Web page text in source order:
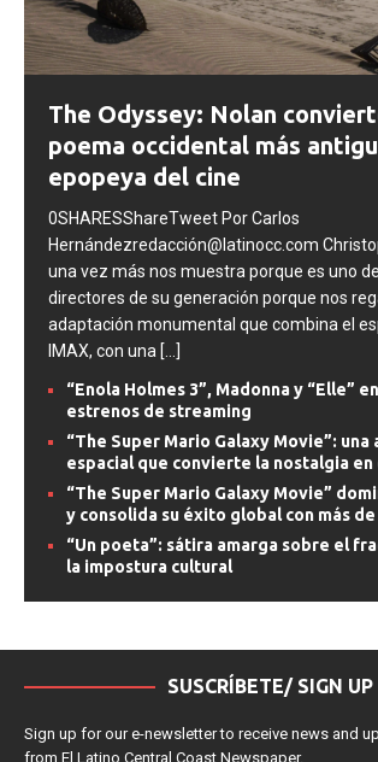
The Odyssey: Nolan
poema occidental más
epopeya del cine
Hernándezredacción@latinocc.com
una vez más nos muestra porque es uno
directores de su generación porque nos
adaptación monumental que combina el
IMAX, con una [...]
“Enola Holmes 3”, Madonna y “Elle”
estrenos de streaming
“The Super Mario Galaxy Movie”: una
espacial que convierte la nostalgia en
“The Super Mario Galaxy Movie”
y consolida su éxito global con más de
“Un poeta”: sátira amarga sobre el
la impostura cultural
SUSCRÍBETE/ SIGN UP
Sign up for our e-newsletter to receive news and